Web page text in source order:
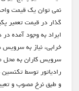
نمی توان یک قیمت
گذار در قیمت تعمیر
ایراد به وجود آمده
خرابی، نیاز به
سرویس کاران به محل
رادیاتور توسط
و طبق نرخ مصوب و